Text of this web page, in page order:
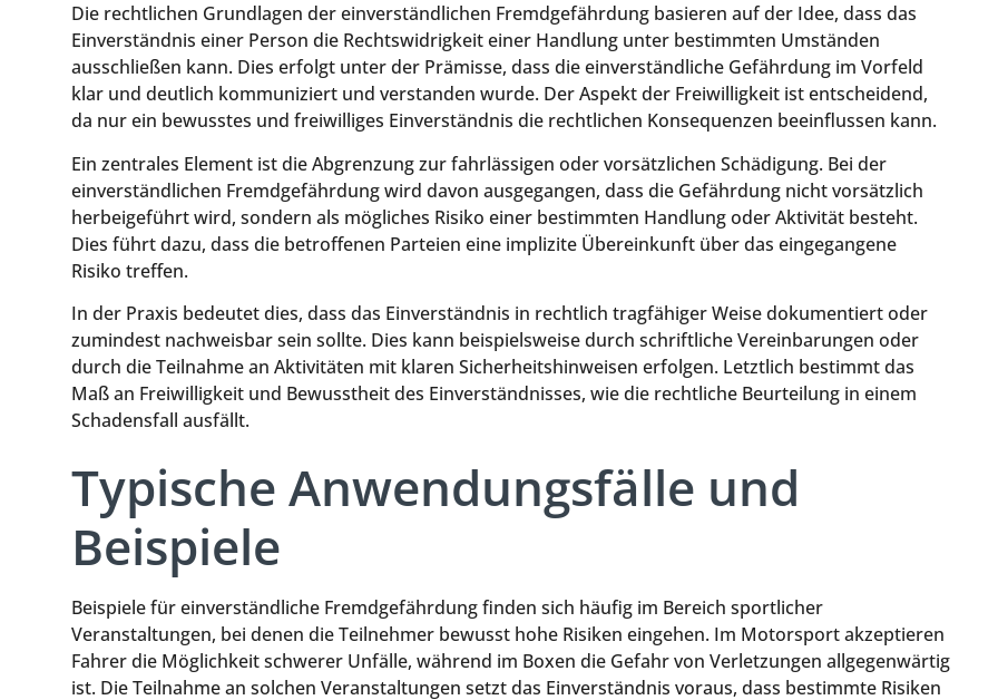
Die rechtlichen Grundlagen der einverständlichen Fremdgefährdung basieren auf der Idee, dass das
Einverständnis einer Person die Rechtswidrigkeit einer Handlung unter bestimmten Umständen
ausschließen kann. Dies erfolgt unter der Prämisse, dass die einverständliche Gefährdung im Vorfeld
klar und deutlich kommuniziert und verstanden wurde. Der Aspekt der Freiwilligkeit ist entscheidend,
da nur ein bewusstes und freiwilliges Einverständnis die rechtlichen Konsequenzen beeinflussen kann.
Ein zentrales Element ist die Abgrenzung zur fahrlässigen oder vorsätzlichen Schädigung. Bei der
einverständlichen Fremdgefährdung wird davon ausgegangen, dass die Gefährdung nicht vorsätzlich
herbeigeführt wird, sondern als mögliches Risiko einer bestimmten Handlung oder Aktivität besteht.
Dies führt dazu, dass die betroffenen Parteien eine implizite Übereinkunft über das eingegangene
Risiko treffen.
In der Praxis bedeutet dies, dass das Einverständnis in rechtlich tragfähiger Weise dokumentiert oder
zumindest nachweisbar sein sollte. Dies kann beispielsweise durch schriftliche Vereinbarungen oder
durch die Teilnahme an Aktivitäten mit klaren Sicherheitshinweisen erfolgen. Letztlich bestimmt das
Maß an Freiwilligkeit und Bewusstheit des Einverständnisses, wie die rechtliche Beurteilung in einem
Schadensfall ausfällt.
Typische Anwendungsfälle und
Beispiele
Beispiele für einverständliche Fremdgefährdung finden sich häufig im Bereich sportlicher
Veranstaltungen, bei denen die Teilnehmer bewusst hohe Risiken eingehen. Im Motorsport akzeptieren
Fahrer die Möglichkeit schwerer Unfälle, während im Boxen die Gefahr von Verletzungen allgegenwärtig
ist. Die Teilnahme an solchen Veranstaltungen setzt das Einverständnis voraus, dass bestimmte Risiken